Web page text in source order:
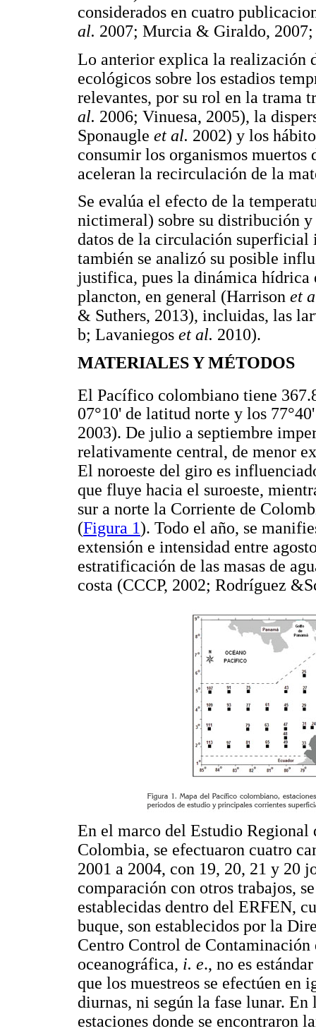
considerados en cuatro
al. 2007; Murcia & Giraldo,
Lo anterior explica la realización
ecológicos sobre los estadios
relevantes, por su rol en la trama
al. 2006; Vinuesa, 2005), la
Sponaugle et al. 2002) y los
consumir los organismos muertos
aceleran la recirculación de la
Se evalúa el efecto de la
nictimeral) sobre su distribución y
datos de la circulación
también se analizó su posible
justifica, pues la dinámica
plancton, en general (Harrison et
& Suthers, 2013), incluidas, las
b; Lavaniegos et al. 2010).
MATERIALES Y MÉTODOS
El Pacífico colombiano tiene
07°10' de latitud norte y los
2003). De julio a septiembre
relativamente central, de menor
El noroeste del giro es
que fluye hacia el suroeste,
sur a norte la Corriente de
(Figura 1). Todo el año, se
extensión e intensidad entre
estratificación de las masas de
costa (CCCP, 2002; Rodríguez
En el marco del Estudio
Colombia, se efectuaron cuatro
2001 a 2004, con 19, 20, 21 y 20
comparación con otros trabajos,
establecidas dentro del ERFEN,
buque, son establecidos por la
Centro Control de
oceanográfica, i. e., no es
que los muestreos se efectúen en
diurnas, ni según la fase lunar.
estaciones donde se encontraron